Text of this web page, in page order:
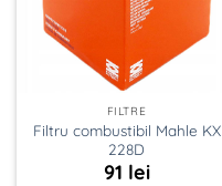
FILTRE
Filtru combustibil Mahle KX
228D
91 lei